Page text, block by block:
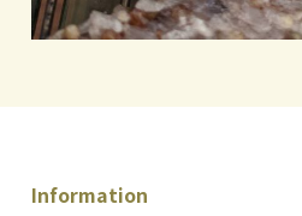
Information